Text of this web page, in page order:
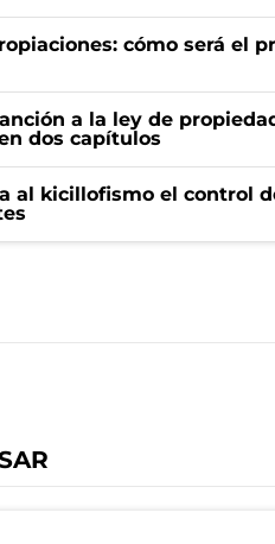
cómo será el
a la ley de
dos capítulos
al kicillofismo el control